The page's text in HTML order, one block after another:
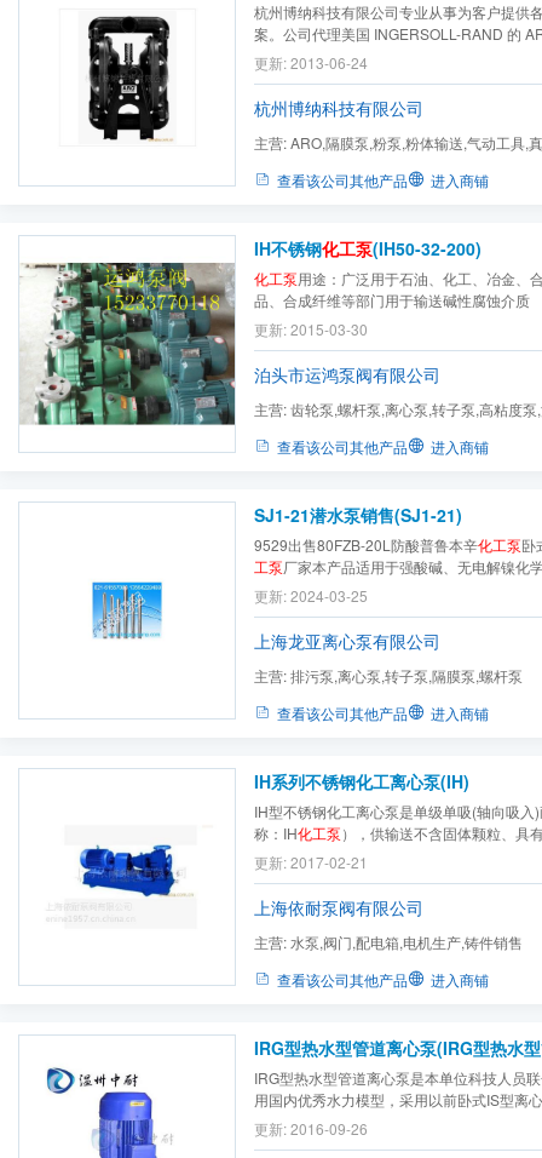
杭州博纳科技有限公司专业从事为客户提供
案。公司代理美国 INGERSOLL-RAND 的
塞泵及提供流体输送整体解决方案，广泛应
材质有：316L不锈钢、聚丙烯、聚偏氟乙烯
能适合多种工业酸碱、有机溶剂的输送。
更新: 2013-06-24
杭州博纳科技有限公司
主营:ARO,隔膜泵,粉泵,粉体输送,气动工具,
查看该公司其他产品 进入商铺
IH不锈钢化工泵(IH50-32-200)
化工泵用途：广泛用于石油、化工、冶金、
品、合成纤维等部门用于输送碱性腐蚀介质
更新: 2015-03-30
泊头市运鸿泵阀有限公司
主营:齿轮泵,螺杆泵,离心泵,转子泵,高粘度
查看该公司其他产品 进入商铺
SJ1-21潜水泵销售(SJ1-21)
9529出售80FZB-20L防酸普鲁本辛化工泵卧
工泵厂家本产品适用于强酸碱、无电解镍化
废水等强腐蚀性液体介质的循环冷却、输送
如：电镀设备、化工设备、药剂设备、泵浦
更新: 2024-03-25
上海龙亚离心泵有限公司
主营:排污泵,离心泵,转子泵,隔膜泵,螺杆泵
查看该公司其他产品
进入商铺
IH系列不锈钢化工离心泵(IH)
IH型不锈钢化工离心泵是单级单吸(轴向吸入
称：IH化工泵），供输送不含固体颗粒、具
水的液体。
更新: 2017-02-21
上海依耐泵阀有限公司
主营:水泵,阀门,配电箱,电机生产,铸件销售
查看该公司其他产品
进入商铺
IRG型热水型管道离心泵是本单位科技人员
用国内优秀水力模型，采用以前卧式IS型离
般SG型管道泵的基础上进行整合所有的优点
据使用温度、介质等不同在ISG型基础上派
更新: 2016-09-26